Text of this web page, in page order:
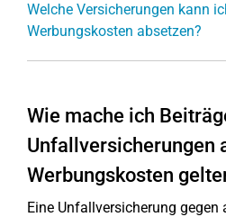
Welche Versicherungen kann
Werbungskosten absetzen?
Wie mache ich
Unfallversicherungen
Werbungskosten
Eine Unfallversicherung gegen